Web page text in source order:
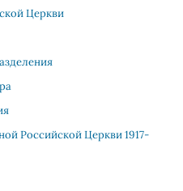
Церкви
Российской Церкви 1917-